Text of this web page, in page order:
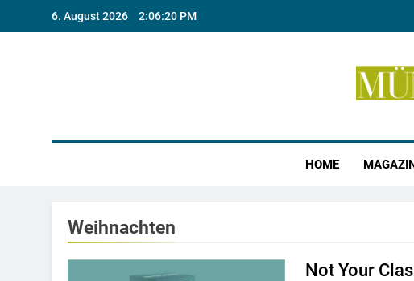
6. August 2026 2:06:21 PM
HOME
Weihnachten
Not Your